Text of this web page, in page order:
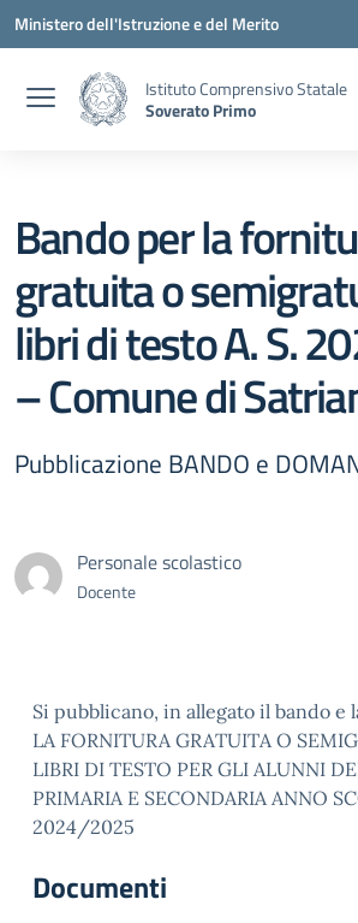
Vai ai contenuti
Vai al menu di navigazione
Vai al footer
Ministero dell'Istruzione e del Merito
Istituto Comprensivo Statale
Soverato Primo
Bando per la
gratuita o
libri di testo A. S.
– Comune di
Pubblicazione BANDO e
Personale scolastico
Docente
Si pubblicano, in allegato il bando e
LA FORNITURA GRATUITA O
LIBRI DI TESTO PER GLI ALUNNI
PRIMARIA E SECONDARIA ANNO
2024/2025
Documenti